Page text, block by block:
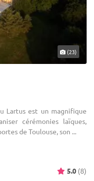
(23)
Lartus est un magnifique
cérémonies laïques,
de Toulouse, son ...
5.0 (8)